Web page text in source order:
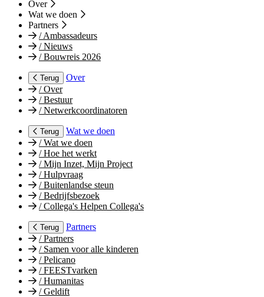
Over
Wat we doen
Partners
/Ambassadeurs
/Nieuws
/Bouwreis 2026
Terug
Over
/Over
/Bestuur
/Netwerkcoordinatoren
Terug
Wat we doen
/Wat we doen
/Hoe het werkt
/Mijn Inzet, Mijn Project
/Hulpvraag
/Buitenlandse steun
/Bedrijfsbezoek
/Collega's Helpen Collega's
Terug
Partners
/Partners
/Samen voor alle kinderen
/Pelicano
/FEESTvarken
/Humanitas
/Geldift